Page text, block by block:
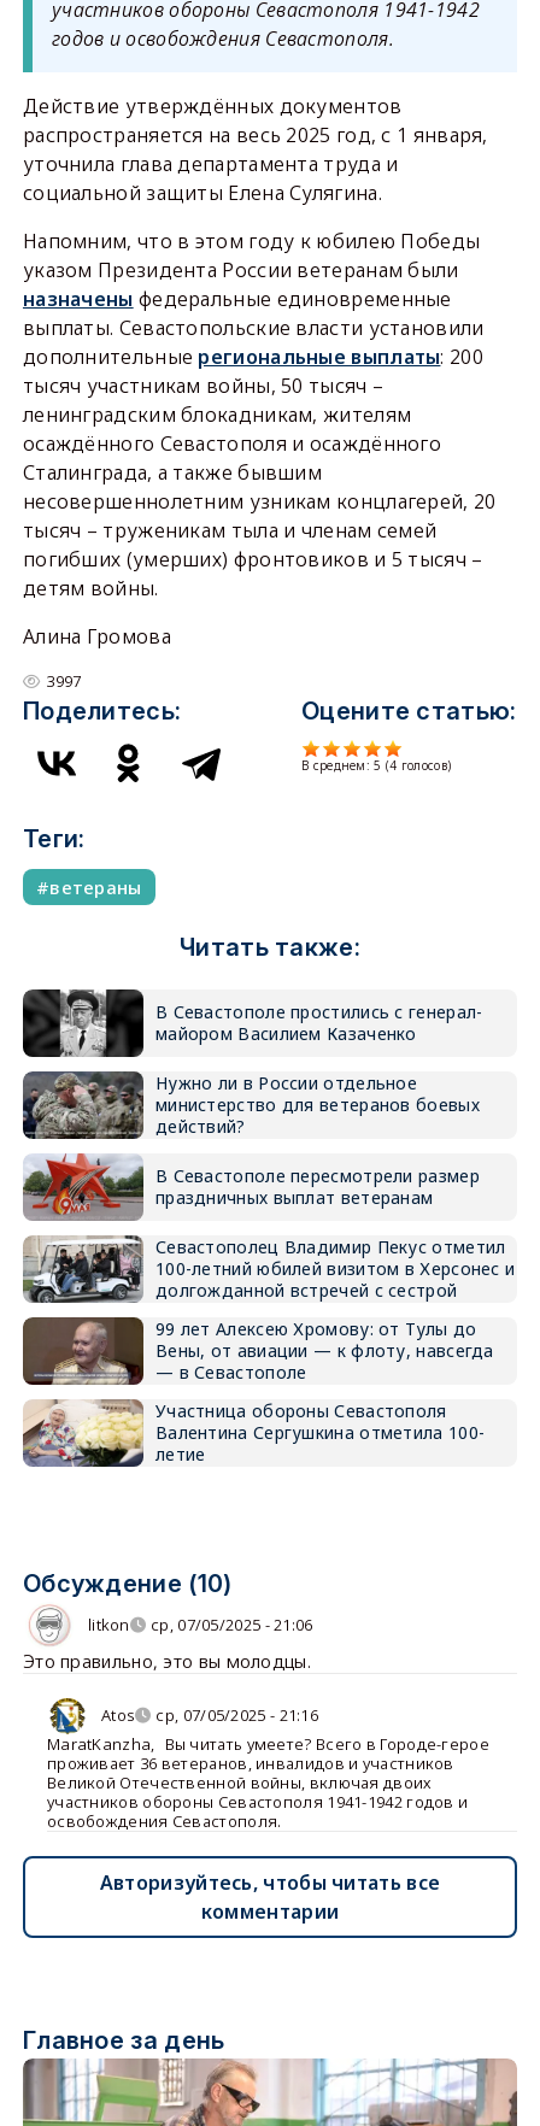
участников обороны Севастополя 1941-1942
годов и освобождения Севастополя.
Действие утверждённых документов
распространяется на весь 2025 год, с 1 января,
уточнила глава департамента труда и
социальной защиты Елена Сулягина.
Напомним, что в этом году к юбилею Победы
указом Президента России ветеранам были
назначены федеральные единовременные
выплаты. Севастопольские власти установили
дополнительные региональные выплаты: 200
тысяч участникам войны, 50 тысяч –
ленинградским блокадникам, жителям
осаждённого Севастополя и осаждённого
Сталинграда, а также бывшим
несовершеннолетним узникам концлагерей, 20
тысяч – труженикам тыла и членам семей
погибших (умерших) фронтовиков и 5 тысяч –
детям войны.
Алина Громова
3997
Поделитесь: Оцените статью:
В среднем:5 (4 голосов)
Теги:
ветераны
Читать также:
В Севастополе простились с генерал-
майором Василием Казаченко
Нужно ли в России отдельное
министерство для ветеранов боевых
действий?
В Севастополе пересмотрели размер
праздничных выплат ветеранам
Севастополец Владимир Пекус отметил
100-летний юбилей визитом в Херсонес и
долгожданной встречей с сестрой
99 лет Алексею Хромову: от Тулы до
Вены, от авиации — к флоту, навсегда
— в Севастополе
Участница обороны Севастополя
Валентина Сергушкина отметила 100-
летие
Обсуждение (10)
litkon ср, 07/05/2025 - 21:06
Это правильно, это вы молодцы.
Atos
ср, 07/05/2025 - 21:16
MaratKanzha
Вы читать умеете? Всего в Городе-герое
проживает 36 ветеранов, инвалидов и участников
Великой Отечественной войны, включая двоих
участников обороны Севастополя 1941-1942 годов и
освобождения Севастополя.
Авторизуйтесь, чтобы читать все
комментарии
Главное за день